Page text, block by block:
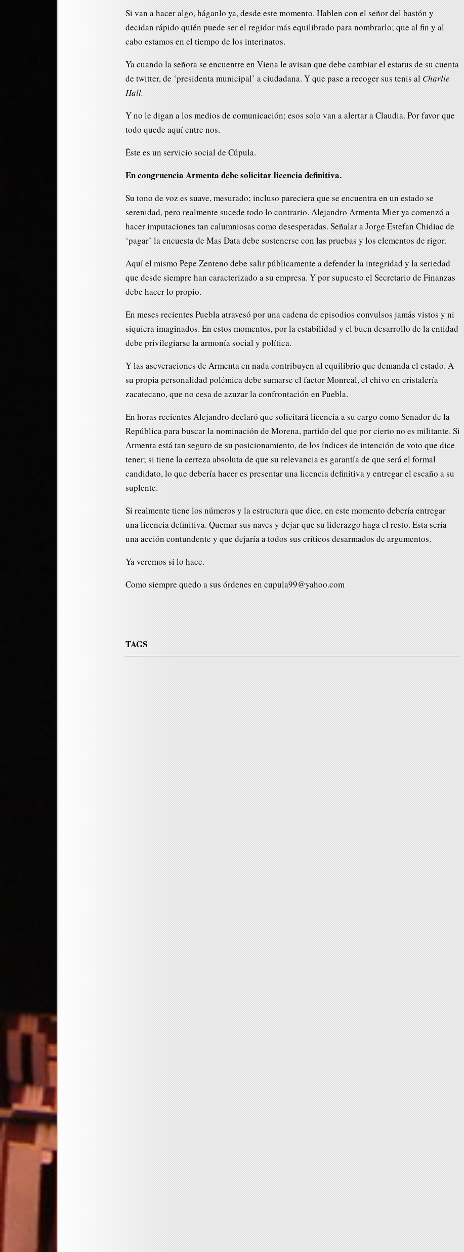
Si van a hacer algo, háganlo ya, desde este momento. Hablen con el señor del bastón y
decidan rápido quién puede ser el regidor más equilibrado para nombrarlo; que al fin y al
cabo estamos en el tiempo de los interinatos.
Ya cuando la señora se encuentre en Viena le avisan que debe cambiar el estatus de su cuenta
de twitter, de ‘presidenta municipal’ a ciudadana. Y que pase a recoger sus tenis al Charlie
Hall.
Y no le digan a los medios de comunicación; esos solo van a alertar a Claudia. Por favor que
todo quede aquí entre nos.
Éste es un servicio social de Cúpula.
En congruencia Armenta debe solicitar licencia definitiva.
Su tono de voz es suave, mesurado; incluso pareciera que se encuentra en un estado se
serenidad, pero realmente sucede todo lo contrario. Alejandro Armenta Mier ya comenzó a
hacer imputaciones tan calumniosas como desesperadas. Señalar a Jorge Estefan Chidiac de
‘pagar’ la encuesta de Mas Data debe sostenerse con las pruebas y los elementos de rigor.
Aquí el mismo Pepe Zenteno debe salir públicamente a defender la integridad y la seriedad
que desde siempre han caracterizado a su empresa. Y por supuesto el Secretario de Finanzas
debe hacer lo propio.
En meses recientes Puebla atravesó por una cadena de episodios convulsos jamás vistos y ni
siquiera imaginados. En estos momentos, por la estabilidad y el buen desarrollo de la entidad
debe privilegiarse la armonía social y política.
Y las aseveraciones de Armenta en nada contribuyen al equilibrio que demanda el estado. A
su propia personalidad polémica debe sumarse el factor Monreal, el chivo en cristalería
zacatecano, que no cesa de azuzar la confrontación en Puebla.
En horas recientes Alejandro declaró que solicitará licencia a su cargo como Senador de la
República para buscar la nominación de Morena, partido del que por cierto no es militante. Si
Armenta está tan seguro de su posicionamiento, de los índices de intención de voto que dice
tener; si tiene la certeza absoluta de que su relevancia es garantía de que será el formal
candidato, lo que debería hacer es presentar una licencia definitiva y entregar el escaño a su
suplente.
Si realmente tiene los números y la estructura que dice, en este momento debería entregar
una licencia definitiva. Quemar sus naves y dejar que su liderazgo haga el resto. Esta sería
una acción contundente y que dejaría a todos sus críticos desarmados de argumentos.
Ya veremos si lo hace.
Como siempre quedo a sus órdenes en cupula99@yahoo.com
TAGS